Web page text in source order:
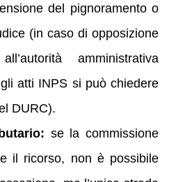
del pignoramento o
(in caso di opposizione
amministrativa
atti INPS si può chiedere
DURC).
se la commissione
il ricorso, non è possibile